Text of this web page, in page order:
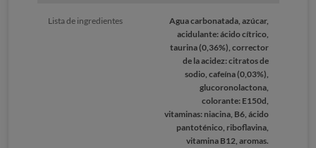
Lista de ingredientes
Agua carbonatada, azúcar,
acidulante: ácido cítrico,
taurina (0,36%), corrector
de la acidez: citratos de
sodio, cafeína (0,03%),
glucoronolactona,
colorante: E150d,
vitaminas: niacina, B6, ácido
pantoténico, riboflavina,
vitamina B12, aromas.